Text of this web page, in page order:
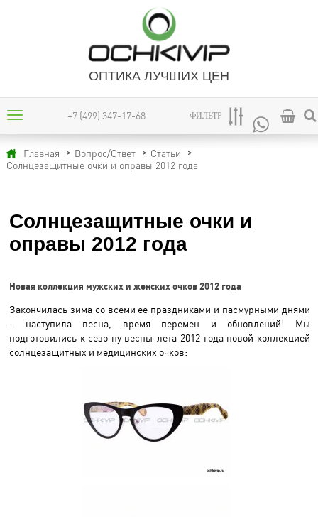
ОПТИКА ЛУЧШИХ ЦЕН
+7 (499) 347-17-68 ФИЛЬТР
Главная Вопрос/Ответ
Статьи
Солнцезащитные очки и оправы 2012 года
Солнцезащитные очки и
оправы 2012 года
Новая коллекция мужских и женских очков 2012 года
Закончилась зима со всеми ее праздниками и пасмурными днями
– наступила весна, время перемен и обновлений! Мы
подготовились к сезо ну весны-лета 2012 года новой коллекцией
солнцезащитных и медицинских очков: